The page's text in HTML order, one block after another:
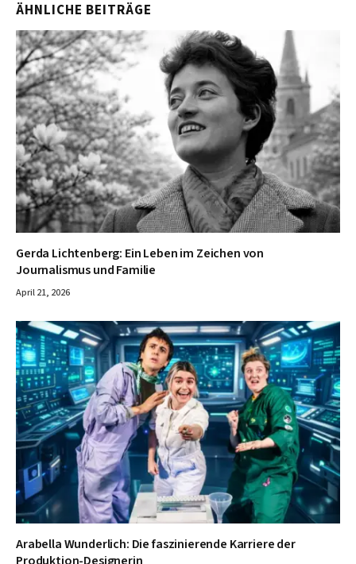
ÄHNLICHE BEITRÄGE
Gerda Lichtenberg: Ein Leben im Zeichen von
Journalismus und Familie
April 21, 2026
Arabella Wunderlich: Die faszinierende Karriere der